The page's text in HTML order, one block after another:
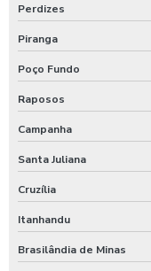
Perdizes
Piranga
Poço Fundo
Raposos
Campanha
Santa Juliana
Cruzília
Itanhandu
Brasilândia de Minas